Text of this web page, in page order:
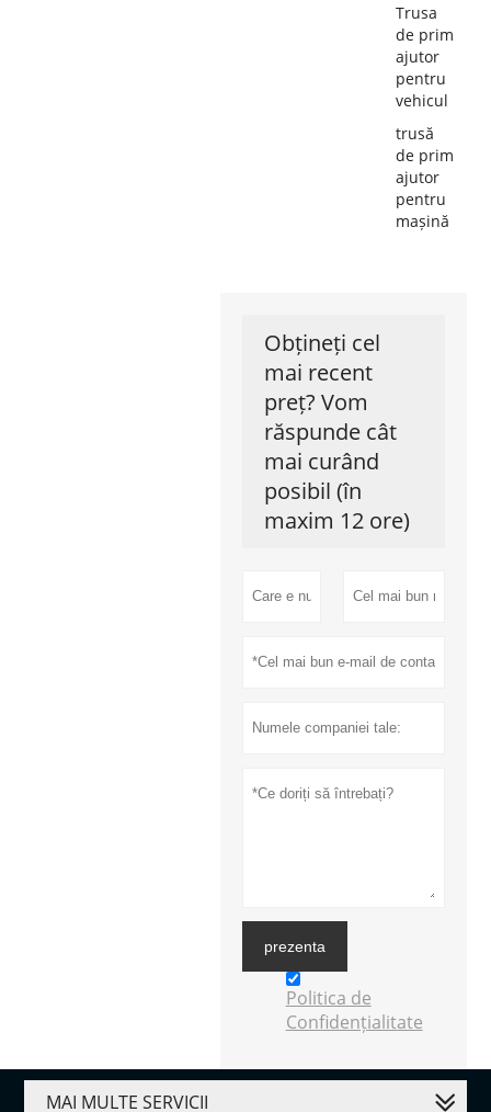
Trusa
de prim
ajutor
pentru
vehicul
trusă
de prim
ajutor
pentru
mașină
Obțineți cel
mai recent
preț? Vom
răspunde cât
mai curând
posibil (în
maxim 12 ore)
prezenta
Politica de
Confidențialitate
MAI MULTE SERVICII